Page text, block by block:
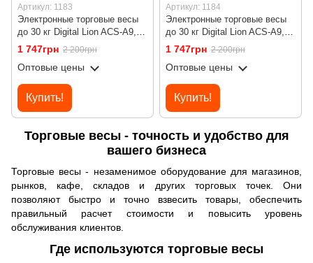
Артикул: 1183
Электронные торговые весы
до 30 кг Digital Lion ACS-A9,
торговые весы для точности
до 5г, white
1 747грн 2 200грн
Оптовые цены
Купить!
Артикул: 1184
Электронные торговые весы
до 30 кг Digital Lion ACS-A9,
весы для торговли с
точностью до 5г, black
1 747грн 2 200грн
Оптовые цены
Купить!
Торговые весы - точность и удобство для
вашего бизнеса
Торговые весы - незаменимое оборудование для магазинов,
рынков, кафе, складов и других торговых точек. Они
позволяют быстро и точно взвесить товары, обеспечить
правильный расчет стоимости и повысить уровень
обслуживания клиентов.
Где используются торговые весы